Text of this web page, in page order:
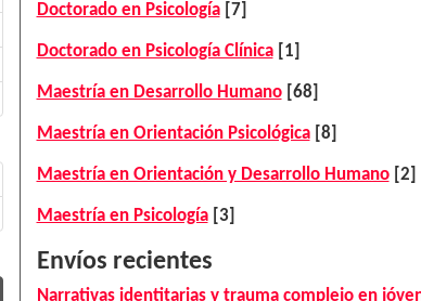
Doctorado en Psicología[7]
Doctorado en Psicología Clínica[1]
Maestría en Desarrollo Humano[68]
Maestría en Orientación Psicológica[8]
Maestría en Orientación y Desarrollo Humano[2]
Maestría en Psicología[3]
Envíos recientes
Narrativas identitarias y trauma complejo en